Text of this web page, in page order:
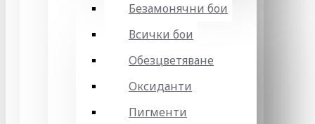
Безамонячни бои
Всички бои
Обезцветяване
Оксиданти
Пигменти